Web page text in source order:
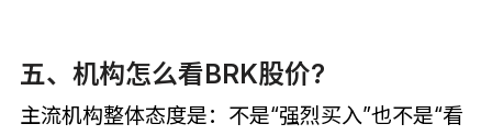
五、机构怎么看BRK股价?
主流机构整体态度是：不是“强烈买入”也不是“看